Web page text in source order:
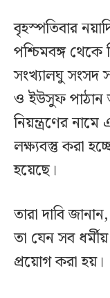
বৃহস্পতিবার
পশ্চিমবঙ্গ থেকে
সংখ্যালঘু সংসদ
ও ইউসুফ
নিয়ন্ত্রণের নামে
লক্ষ্যবস্তু করা
হয়েছে।
তারা দাবি
তা যেন সব ধর্মীয়
প্রয়োগ করা হয়।